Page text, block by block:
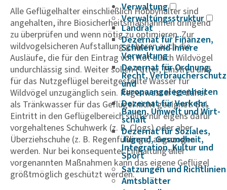
Verwaltung
Verwaltungsstruktur
Landrat
Dezernat für Finanzen,
Schulen und innere
Verwaltung
Dezernat für Ordnung,
Recht, Verbraucherschutz
und
Europaangelegenheiten
Dezernat für Verkehr,
Bauen, Umwelt und Wirt­
schaft
Dezernat für Soziales,
Jugend, Gesundheit,
Integration, Kultur und
Sport
Satzungen und Richtlinien
Amtsblätter
Alle Geflügelhalter einschließlich Hobbyhalter sind
angehalten, ihre Biosicherheitsmaßnahmen dringend
zu überprüfen und wenn nötig zu optimieren. Zur
wildvogelsicheren Aufstallung gehören auch die
Ausläufe, die für den Eintrag von Kot durch Wildvögel
undurchlässig sind. Weiter sollen Futter, Einstreu und
für das Nutzgeflügel bereitgestellte Wasser für
Wildvögel unzugänglich sein. Regenwasser ist daher
als Tränkwasser für das Geflügel nicht geeignet. Bei
Eintritt in den Geflügelbereich sollte nur eigens dafür
vorgehaltenes Schuhwerk (z. B. Clogs) oder aber
Überziehschuhe (z. B. Regenfüßlinge) angezogen
werden. Nur bei konsequenter Einhaltung aller
vorgenannten Maßnahmen kann das eigene Geflügel
größtmöglich geschützt werden.